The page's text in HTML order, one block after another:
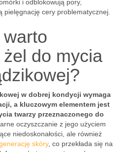
i odblokowują pory,
pielęgnację cery problematycznej.
do mycia
w dobrej kondycji wymaga
a kluczowym elementem jest
twarzy przeznaczonego do
oczyszczanie z jego użyciem
niedoskonałości, ale również
skóry, co przekłada się na